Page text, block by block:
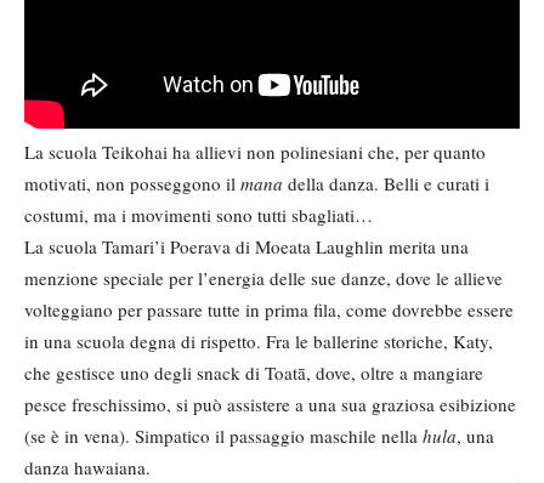
La scuola Teikohai ha allievi non polinesiani che, per quanto
motivati, non posseggono il mana della danza. Belli e curati i
costumi, ma i movimenti sono tutti sbagliati…
La scuola Tamari’i Poerava di Moeata Laughlin merita una
menzione speciale per l’energia delle sue danze, dove le allieve
volteggiano per passare tutte in prima fila, come dovrebbe essere
in una scuola degna di rispetto. Fra le ballerine storiche, Katy,
che gestisce uno degli snack di Toatā, dove, oltre a mangiare
pesce freschissimo, si può assistere a una sua graziosa esibizione
(se è in vena). Simpatico il passaggio maschile nella hula, una
danza hawaiana.